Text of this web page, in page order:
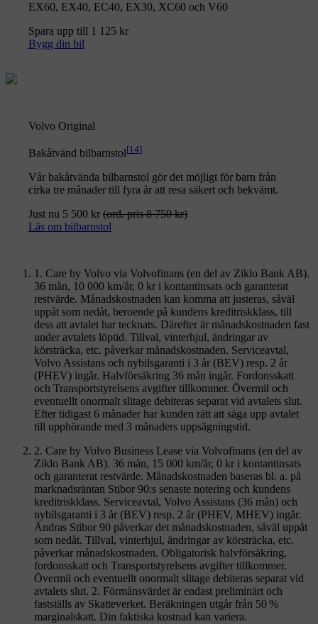
EX60, EX40, EC40, EX30, XC60 och V60
Spara upp till 1 125 kr
Bygg din bil
Volvo Original
Bakåtvänd bilbarnstol[14]
Vår bakåtvända bilbarnstol gör det möjligt för barn från
cirka tre månader till fyra år att resa säkert och bekvämt.
Just nu 5 500 kr (ord. pris 8 750 kr)
Läs om bilbarnstol
1. Care by Volvo via Volvofinans (en del av Ziklo Bank AB).
36 mån, 10 000 km/år, 0 kr i kontantinsats och garanterat
restvärde. Månadskostnaden kan komma att justeras, såväl
uppåt som nedåt, beroende på kundens kreditriskklass, till
dess att avtalet har tecknats. Därefter är månadskostnaden fast
under avtalets löptid. Tillval, vinterhjul, ändringar av
körsträcka, etc. påverkar månadskostnaden. Serviceavtal,
Volvo Assistans och nybilsgaranti i 3 år (BEV) resp. 2 år
(PHEV) ingår. Halvförsäkring 36 mån ingår. Fordonsskatt
och Transportstyrelsens avgifter tillkommer. Övermil och
eventuellt onormalt slitage debiteras separat vid avtalets slut.
Efter tidigast 6 månader har kunden rätt att säga upp avtalet
till upphörande med 3 månaders uppsägningstid.
2. Care by Volvo Business Lease via Volvofinans (en del av
Ziklo Bank AB). 36 mån, 15 000 km/år, 0 kr i kontantinsats
och garanterat restvärde. Månadskostnaden baseras bl. a. på
marknadsräntan Stibor 90:s senaste notering och kundens
kreditriskklass. Serviceavtal, Volvo Assistans (36 mån) och
nybilsgaranti i 3 år (BEV) resp. 2 år (PHEV, MHEV) ingår.
Ändras Stibor 90 påverkar det månadskostnaden, såväl uppåt
som nedåt. Tillval, vinterhjul, ändringar av körsträcka, etc.
påverkar månadskostnaden. Obligatorisk halvförsäkring,
fordonsskatt och Transportstyrelsens avgifter tillkommer.
Övermil och eventuellt onormalt slitage debiteras separat vid
avtalets slut. 2. Förmånsvärdet är endast preliminärt och
fastställs av Skatteverket. Beräkningen utgår från 50 %
marginalskatt. Din faktiska kostnad kan variera.